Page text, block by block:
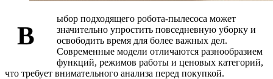
В
ыбор подходящего робота-пылесоса может
значительно упростить повседневную уборку и
освободить время для более важных дел.
Современные модели отличаются разнообразием
функций, режимов работы и ценовых категорий,
что требует внимательного анализа перед покупкой.